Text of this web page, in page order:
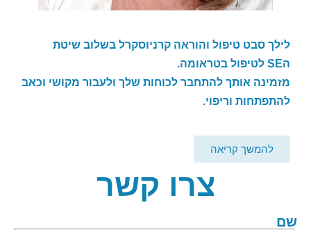
לילך סבט טיפול והוראה קרניוסקרל בשלוב שיטת
הSE לטיפול בטראומה.
מזמינה אותך להתחבר לכוחות שלך ולעבור מקושי וכאב
להתפתחות וריפוי.
להמשך קריאה
צרו קשר
שם